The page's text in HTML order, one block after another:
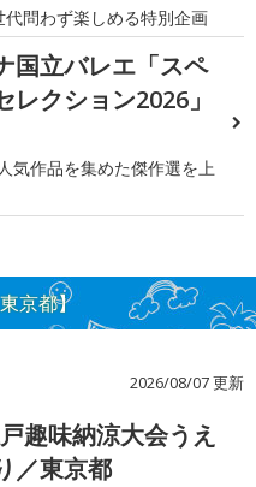
代問わず楽しめる特別企画
国立バレエ「スペ
レクション2026」
気作品を集めた傑作選を上
京都】
2026/08/07 更新
趣味納涼大会うえ
／東京都